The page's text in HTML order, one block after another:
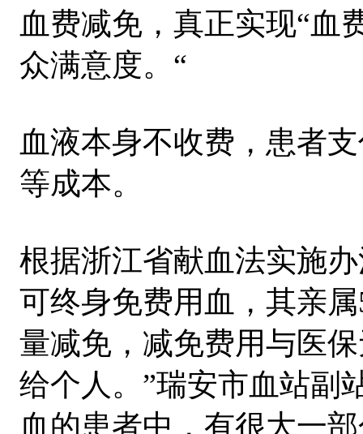
血费减免，真正实现“血
众满意度。“
血液本身不收费，患者
等成本。
根据浙江省献血法实施
可终身免费用血，其亲
量减免，减免费用与医
给个人。”瑞安市血站副
血的患者中，有很大一